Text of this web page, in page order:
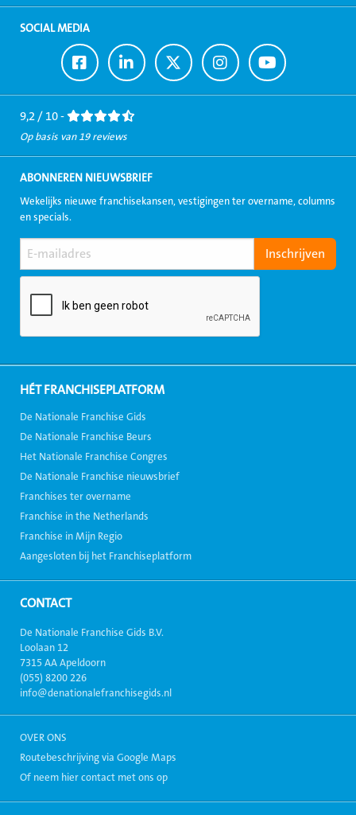
SOCIAL MEDIA
Ga
naar
Facebook
Ga
naar
LinkedIn
Ga
naar
Twitter
Ga
naar
Instagram
Ga
naar
Youtube
9,2 / 10 -
Op basis van 19 reviews
ABONNEREN NIEUWSBRIEF
Wekelijks nieuwe franchisekansen, vestigingen ter overname, columns
en specials.
HÉT FRANCHISEPLATFORM
De Nationale Franchise Gids
De Nationale Franchise Beurs
Het Nationale Franchise Congres
De Nationale Franchise nieuwsbrief
Franchises ter overname
Franchise in the Netherlands
Franchise in Mijn Regio
Aangesloten bij het Franchiseplatform
CONTACT
De Nationale Franchise Gids B.V.
Loolaan 12
7315 AA Apeldoorn
(055) 8200 226
info@denationalefranchisegids.nl
OVER ONS
Routebeschrijving via Google Maps
Of neem hier contact met ons op